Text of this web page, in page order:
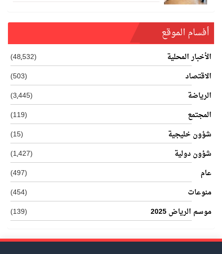
أفسام الموقع
الأخبار المحلية
(48٬532)
الاقتصاد
(503)
الرياضة
(3٬445)
المجتمع
(119)
شؤون خليجية
(15)
شؤون دولية
(1٬427)
عام
(497)
منوعات
(454)
موسم الرياض 2025
(139)